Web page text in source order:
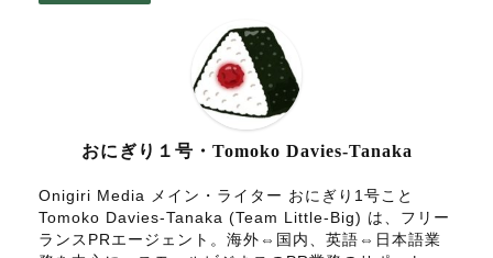
おにぎり１号・Tomoko Davies-Tanaka
Onigiri Media メイン・ライター おにぎり1号こと
Tomoko Davies-Tanaka (Team Little-Big) は、フリー
ランスPRエージェント。海外⇔国内、英語⇔日本語業